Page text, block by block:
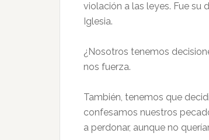
violación a las leyes. Fue su
Iglesia.
¿Nosotros tenemos
nos fuerza.
También, tenemos que
confesamos nuestros
a perdonar, aunque no